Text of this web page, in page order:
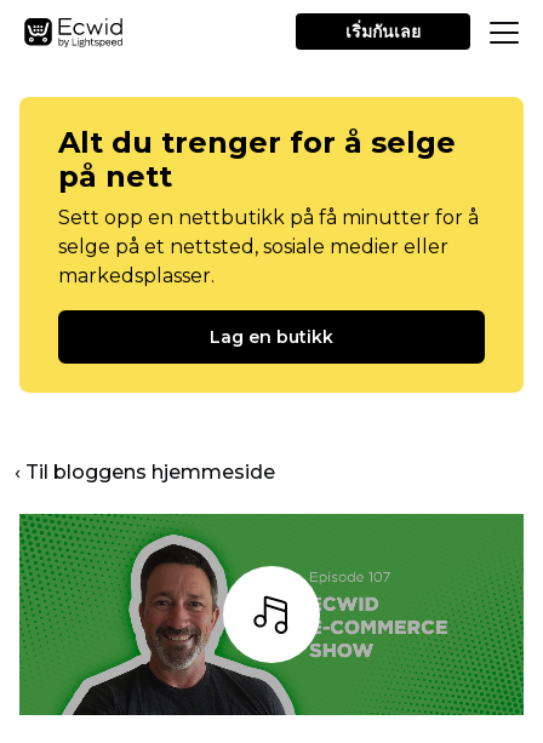
เริ่มกันเลย
Alt du trenger for å selge
på nett
Sett opp en nettbutikk på få minutter for å
selge på et nettsted, sosiale medier eller
markedsplasser.
Lag en butikk
‹ Til bloggens hjemmeside
Lytt